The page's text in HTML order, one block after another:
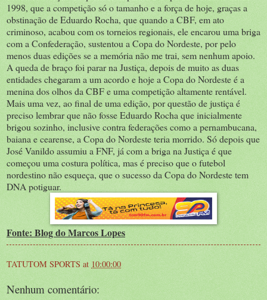
1998, que a competição só o tamanho e a força de hoje, graças a
obstinação de Eduardo Rocha, que quando a CBF, em ato
criminoso, acabou com os torneios regionais, ele encarou uma briga
com a Confederação, sustentou a Copa do Nordeste, por pelo
menos duas edições se a memória não me trai, sem nenhum apoio.
A queda de braço foi parar na Justiça, depois de muito as duas
entidades chegaram a um acordo e hoje a Copa do Nordeste é a
menina dos olhos da CBF e uma competição altamente rentável.
Mais uma vez, ao final de uma edição, por questão de justiça é
preciso lembrar que não fosse Eduardo Rocha que inicialmente
brigou sozinho, inclusive contra federações como a pernambucana,
baiana e cearense, a Copa do Nordeste teria morrido. Só depois que
José Vanildo assumiu a FNF, já com a briga na Justiça é que
começou uma costura política, mas é preciso que o futebol
nordestino não esqueça, que o sucesso da Copa do Nordeste tem
DNA potiguar.
Fonte: Blog do Marcos Lopes
TATUTOM SPORTS at 10:00:00
Nenhum comentário: